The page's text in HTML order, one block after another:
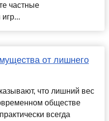
частные
от лишнего
что лишний вес
обществе
всегда